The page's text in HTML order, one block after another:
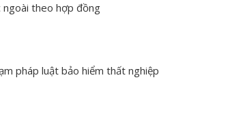
ngoài theo hợp đồng
pháp luật bảo hiểm thất nghiệp